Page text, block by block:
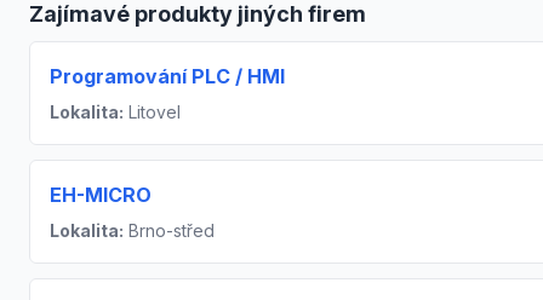
Zajímavé produkty jiných firem
Programování PLC / HMI
Lokalita: Litovel
EH-MICRO
Lokalita: Brno-střed